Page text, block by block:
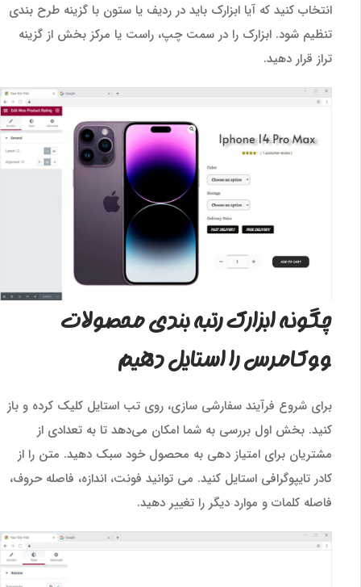
انتخاب کنید که آیا ابزارک باید در ردیف یا ستون با گزینه طرح بندی
تنظیم شود. ابزارک را در سمت چپ، راست یا مرکز بخش از گزینه
تراز قرار دهید.
چگونه ابزارک رتبه بندی محصولات
ووکامرس را استایل دهیم
برای شروع فرآیند سفارشی سازی، روی تب استایل کلیک کرده و باز
کنید. بخش اول بررسی به شما امکان می‌دهد تا به تعدادی از
مشتریان برای امتیاز دهی به محصول خود سبک دهید. متن را از
کادر تایپوگرافی استایل کنید. می توانید فونت، اندازه، فاصله حروف،
فاصله کلمات و موارد دیگر را تغییر دهید.